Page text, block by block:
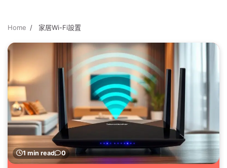
Home 家居Wi-Fi設置
1 min read 0